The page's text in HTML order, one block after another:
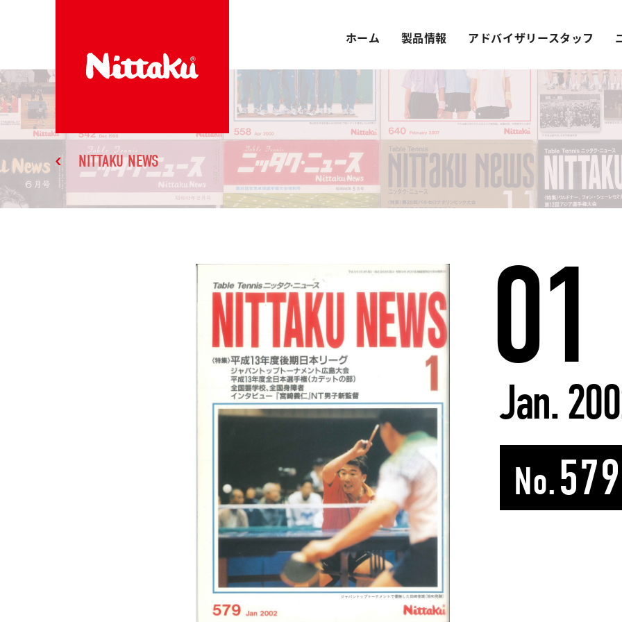
ホーム 製品情報 アドバイザリースタッフ
NITTAKU NEWS
01
Jan.
No.579